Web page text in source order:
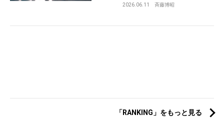
2026.06.11 斉藤博昭
「RANKING」をもっと見る